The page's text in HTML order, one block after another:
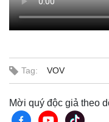
Tag: VOV
Mời quý độc giả theo